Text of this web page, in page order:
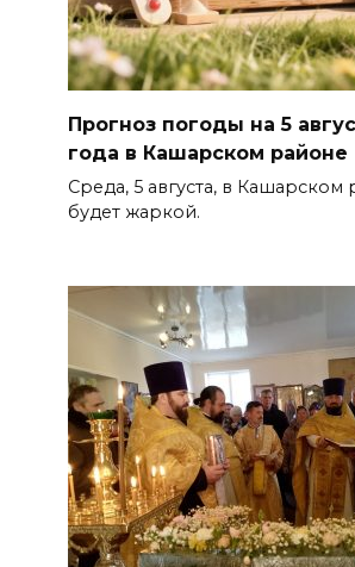
Прогноз погоды на 5
года в Кашарском районе
Среда, 5 августа, в Кашарском
будет жаркой.